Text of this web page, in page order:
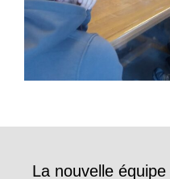
La nouvelle